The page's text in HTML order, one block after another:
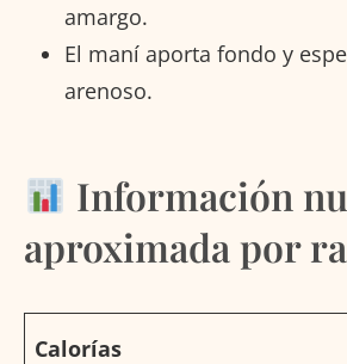
amargo.
El maní aporta fondo y
arenoso.
Información
aproximada por
Calorías